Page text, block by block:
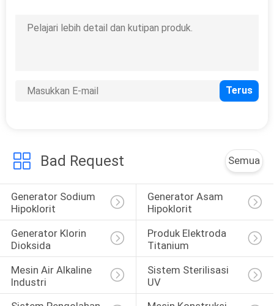
Bad Request Semua
Generator Sodium
Hipoklorit
Generator Asam
Hipoklorit
Generator Klorin
Dioksida
Produk Elektroda
Titanium
Mesin Air Alkaline
Industri
Sistem Sterilisasi
UV